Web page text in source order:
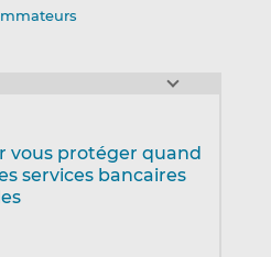
vous protéger quand
services bancaires